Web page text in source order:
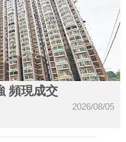
頻現成交
2026/08/05